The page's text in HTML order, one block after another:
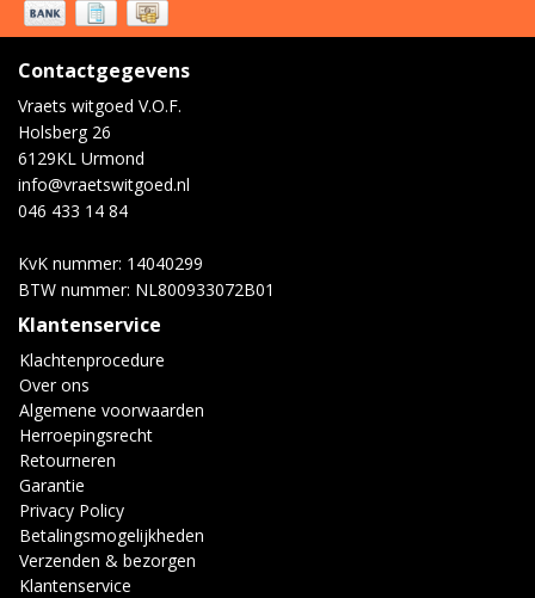
Contactgegevens
Vraets witgoed V.O.F.
Holsberg 26
6129KL Urmond
info@vraetswitgoed.nl
046 433 14 84
KvK nummer: 14040299
BTW nummer: NL800933072B01
Klantenservice
Klachtenprocedure
Over ons
Algemene voorwaarden
Herroepingsrecht
Retourneren
Garantie
Privacy Policy
Betalingsmogelijkheden
Verzenden & bezorgen
Klantenservice